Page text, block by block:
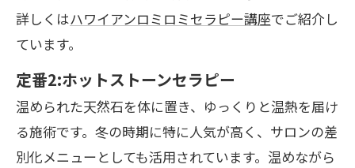
詳しくはハワイアンロミロミセラピー講座でご紹介し
ています。
定番2:ホットストーンセラピー
温められた天然石を体に置き、ゆっくりと温熱を届け
る施術です。冬の時期に特に人気が高く、サロンの差
別化メニューとしても活用されています。温めながら